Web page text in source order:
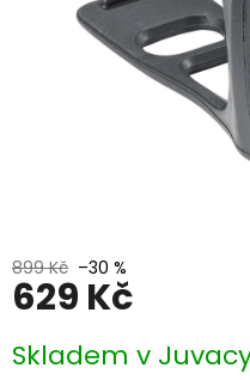
899 Kč –30 %
629 Kč
cena:
Skladem v